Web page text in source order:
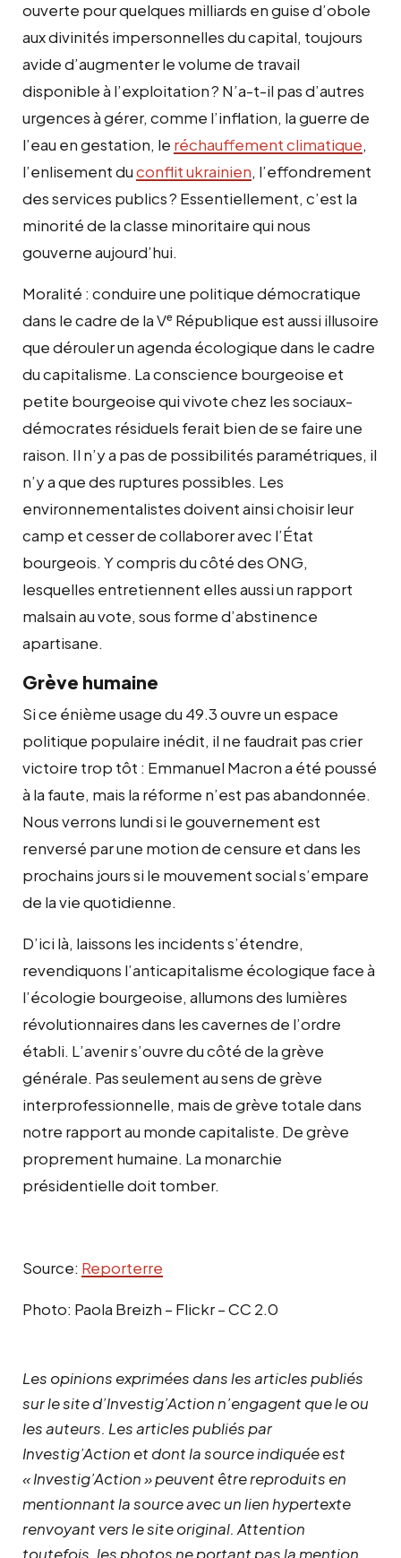
ouverte pour quelques milliards en guise d’obole
aux divinités impersonnelles du capital, toujours
avide d’augmenter le volume de travail
disponible à l’exploitation? N’a-t-il pas d’autres
urgences à gérer, comme l’inflation, la guerre de
l’eau en gestation, le réchauffement climatique,
l’enlisement duconflit ukrainien, l’effondrement
des services publics? Essentiellement, c’est la
minorité de la classe minoritaire qui nous
gouverne aujourd’hui.
Moralité : conduire une politique démocratique
dans le cadre de la Vᵉ République est aussi illusoire
que dérouler un agenda écologique dans le cadre
du capitalisme. La conscience bourgeoise et
petite bourgeoise qui vivote chez les sociaux-
démocrates résiduels ferait bien de se faire une
raison. Il n’y a pas de possibilités paramétriques, il
n’y a que des ruptures possibles. Les
environnementalistes doivent ainsi choisir leur
camp et cesser de collaborer avec l’État
bourgeois. Y compris du côté desONG,
lesquelles entretiennent elles aussi un rapport
malsain au vote, sous forme d’abstinence
apartisane.
Grève humaine
Si ce énième usage du 49.3 ouvre un espace
politique populaire inédit, il ne faudrait pas crier
victoire trop tôt : Emmanuel Macron a été poussé
à la faute, mais la réforme n’est pas abandonnée.
Nous verrons lundi si le gouvernement est
renversé par une motion de censure et dans les
prochains jours si le mouvement social s’empare
de la vie quotidienne.
D’ici là, laissons les incidents s’étendre,
revendiquons l’anticapitalisme écologique face à
l’écologie bourgeoise, allumons des lumières
révolutionnaires dans les cavernes de l’ordre
établi. L’avenir s’ouvre du côté de la grève
générale. Pas seulement au sens de grève
interprofessionnelle, mais de grève totale dans
notre rapport au monde capitaliste. De grève
proprement humaine. La monarchie
présidentielle doit tomber.
Source: Reporterre
Photo: Paola Breizh – Flickr – CC 2.0
Les opinions exprimées dans les articles publiés
sur le site d’Investig’Action n’engagent que le ou
les auteurs. Les articles publiés par
Investig’Action et dont la source indiquée est
« Investig’Action » peuvent être reproduits en
mentionnant la source avec un lien hypertexte
renvoyant vers le site original. Attention
toutefois, les photos ne portant pas la mention